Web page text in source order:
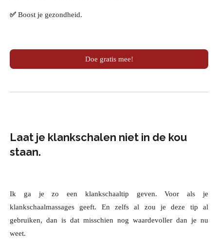
✅ Boost je gezondheid.
Doe gratis mee!
Laat je klankschalen niet in de kou
staan.
Ik ga je zo een klankschaaltip geven. Voor als je
klankschaalmassages geeft. En zelfs al zou je deze tip al
gebruiken, dan is dat misschien nog waardevoller dan je nu
weet.